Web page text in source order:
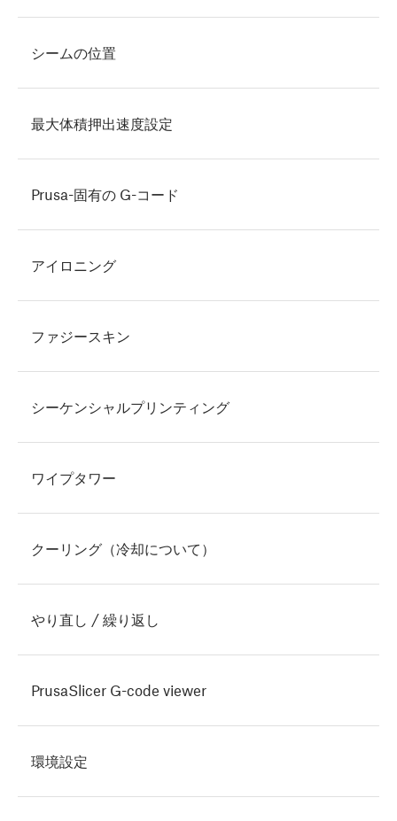
シームの位置
最大体積押出速度設定
Prusa-固有の G-コード
アイロニング
ファジースキン
シーケンシャルプリンティング
ワイプタワー
クーリング（冷却について）
やり直し / 繰り返し
PrusaSlicer G-code viewer
環境設定